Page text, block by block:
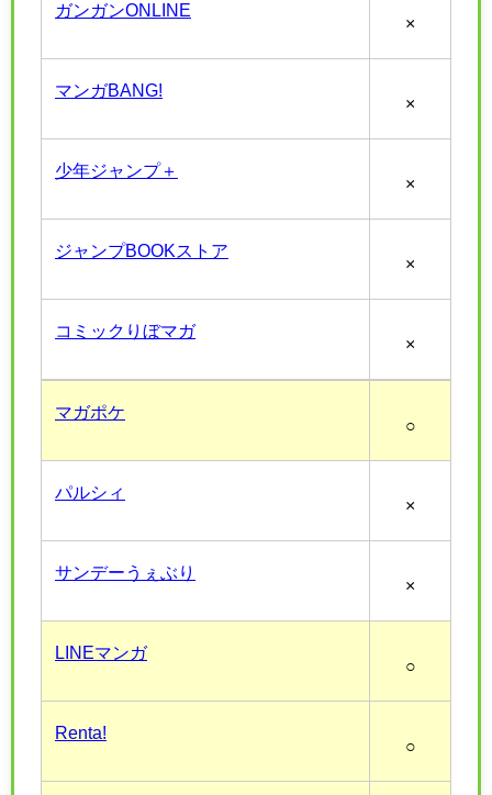
ガンガンONLINE
×
マンガBANG!
×
少年ジャンプ＋
×
ジャンプBOOKストア
×
コミックりぼマガ
×
マガポケ
○
パルシィ
×
サンデーうぇぶり
×
LINEマンガ
○
Renta!
○